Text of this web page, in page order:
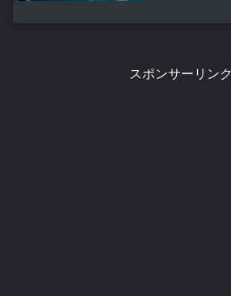
スポンサーリンク